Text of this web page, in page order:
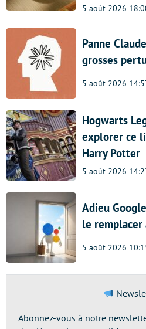
5 août 2026
Panne
grosses
5 août 2026
Hogwarts
explorer ce
Harry Potter
5 août 2026
Adieu
le
5 août 2026
Abonnez-vous à notre